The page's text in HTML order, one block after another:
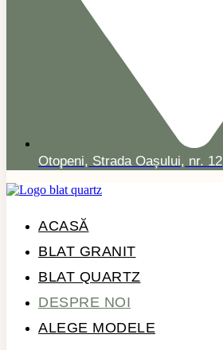
Otopeni, Strada Oașului, nr. 12
ACASĂ
BLAT GRANIT
BLAT QUARTZ
DESPRE NOI
ALEGE MODELE